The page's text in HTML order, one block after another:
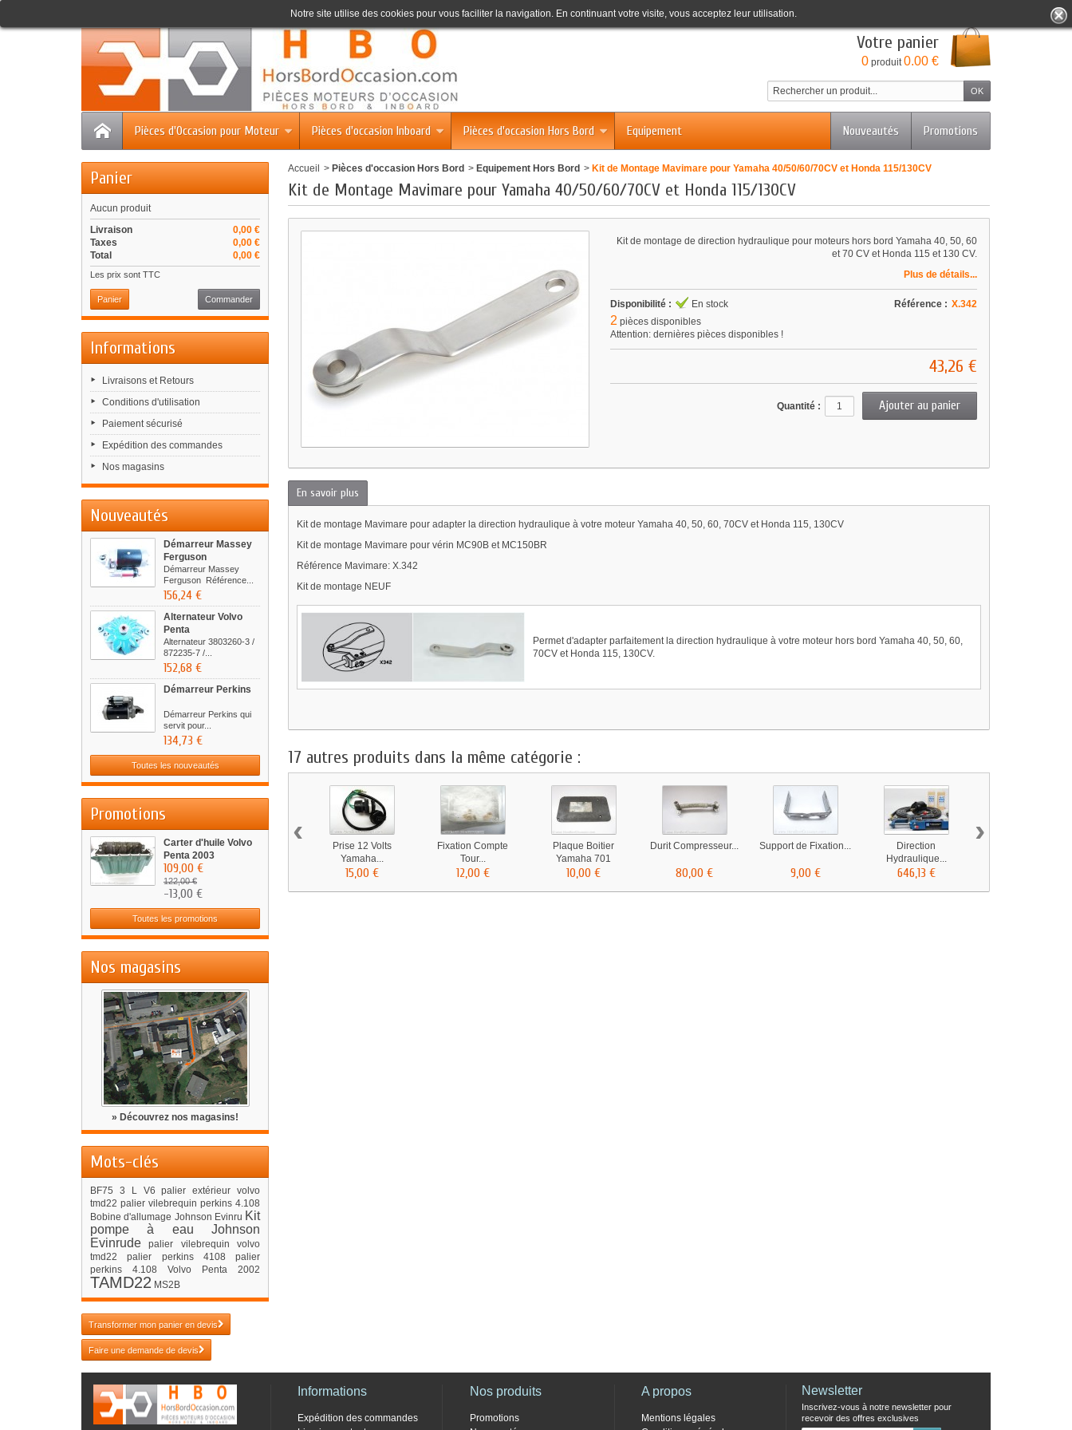
Bienvenue
Votre panier
0 produit0.00 €
Promotions
Nouveautés
Pièces d'Occasion pour Moteur Pièces d'occasion Inboard Pièces d'occasion Hors Bord Equipement
Notre site utilise des cookies pour vous faciliter la navigation. En continuant votre visite, vous acceptez leur utilisation.
Panier
Aucun produit
0,00 €
Livraison
0,00 €
Taxes
0,00 €
Total
Les prix sont TTC
Panier Commander
Informations
Livraisons et Retours
Conditions d'utilisation
Paiement sécurisé
Expédition des commandes
Nos magasins
Nouveautés
Démarreur Massey
Ferguson
Démarreur Massey
Ferguson Référence...
156,24 €
Alternateur Volvo
Penta
Alternateur 3803260-3 /
872235-7 /...
152,68 €
Démarreur Perkins
Démarreur Perkins qui
servit pour...
134,73 €
Toutes les nouveautés
Promotions
Carter d'huile Volvo
Penta 2003
109,00 €
122,00 €
-13,00 €
Toutes les promotions
Nos magasins
» Découvrez nos magasins!
Mots-clés
BF75 3 L V6 palier extérieur volvo
tmd22 palier vilebrequin perkins 4.108
Bobine d'allumage Johnson Evinru Kit
pompe à eau Johnson
Evinrude
palier vilebrequin volvo
tmd22
palier perkins 4108
palier
perkins 4.108
Volvo Penta 2002
TAMD22 MS2B
Transformer mon panier en devis
Faire une demande de devis
Accueil > Pièces d'occasion Hors Bord > Equipement Hors Bord > Kit de Montage Mavimare pour Yamaha 40/50/60/70CV et Honda 115/130CV
Kit de Montage Mavimare pour Yamaha 40/50/60/70CV et Honda 115/130CV
Kit de montage de direction hydraulique pour moteurs hors bord Yamaha 40, 50, 60
et 70 CV et Honda 115 et 130 CV.
Plus de détails...
Disponibilité : En stock
2 pièces disponibles
Attention: dernières pièces disponibles !
Référence : X.342
43,26 €
Quantité :
En savoir plus
Kit de montage Mavimare pour adapter la direction hydraulique à votre moteur Yamaha 40, 50, 60, 70CV et Honda 115, 130CV
Kit de montage Mavimare pour vérin MC90B et MC150BR
Référence Mavimare: X.342
Kit de montage NEUF
Permet d'adapter parfaitement la direction hydraulique à votre moteur hors bord Yamaha 40, 50, 60,
70CV et Honda 115, 130CV.
17 autres produits dans la même catégorie :
Prise 12 Volts
Yamaha...
15,00 €
Fixation Compte
Tour...
12,00 €
Plaque Boitier
Yamaha 701
10,00 €
Durit Compresseur...
80,00 €
Support de Fixation...
9,00 €
Direction
Hydraulique...
646,13 €
‹ ›
Informations
Expédition des commandes
Nos produits
Promotions
A propos
Mentions légales
Newsletter
Inscrivez-vous à notre newsletter pour
recevoir des offres exclusives